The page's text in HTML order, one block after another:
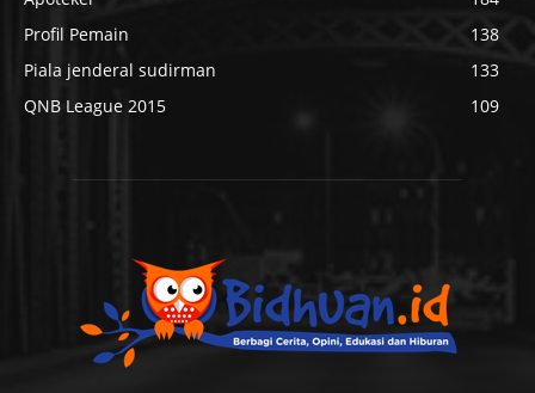
Profil Pemain
138
Piala jenderal sudirman
133
QNB League 2015
109